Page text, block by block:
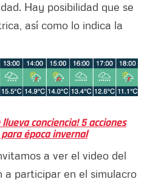
Hay posibilidad que se
así como lo indica la
llueva conciencia! 5 acciones
época invernal
a ver el video del
a participar en el simulacro